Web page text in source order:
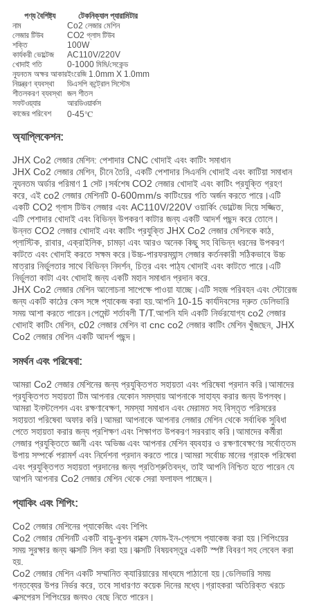
পণ্য বৈশিষ্ট্য
টেকনিক্যাল প্যারামিটার
নাম
Co2 লেজার মেশিন
লেজার টিউব
CO2 গ্লাস টিউব
শক্তি
100W
কার্যকরী ভোল্টেজ
AC110V/220V
খোদাই গতি
0-1000 মিমি/সেকেন্ড
ন্যূনতম অক্ষর আকারইংরেজি 1.0mm X 1.0mm
নিয়ন্ত্রণ ব্যবস্থা
ডিএসপি কন্ট্রোল সিস্টেম
শীতলকরণ ব্যবস্থা জল শীতল
সফটওয়্যার
আরডিওয়ার্কস
কাজের পরিবেশ
0-45℃
অ্যাপ্লিকেশন:
JHX Co2 লেজার মেশিন: পেশাদার CNC খোদাই এবং কাটিং সমাধান
JHX Co2 লেজার মেশিন, চীনে তৈরি, একটি পেশাদার সিএনসি খোদাই এবং কাটিয়া সমাধান
ন্যূনতম অর্ডার পরিমাণ 1 সেট।সর্বশেষ CO2 লেজার খোদাই এবং কাটিং প্রযুক্তি গ্রহণ
করে, এই co2 লেজার মেশিনটি 0-600mm/s কাটিংয়ের গতি অর্জন করতে পারে।এটি
একটি CO2 গ্লাস টিউব লেজার এবং AC110V/220V ওয়ার্কিং ভোল্টেজ দিয়ে সজ্জিত,
এটি পেশাদার খোদাই এবং বিভিন্ন উপকরণ কাটার জন্য একটি আদর্শ পছন্দ করে তোলে।
উন্নত CO2 লেজার খোদাই এবং কাটিং প্রযুক্তি JHX Co2 লেজার মেশিনকে কাঠ,
প্লাস্টিক, রাবার, এক্রাইলিক, চামড়া এবং আরও অনেক কিছু সহ বিভিন্ন ধরনের উপকরণ
কাটতে এবং খোদাই করতে সক্ষম করে।উচ্চ-পারফরম্যান্স লেজার কর্তনকারী সঠিকভাবে উচ্চ
মাত্রার নির্ভুলতার সাথে বিভিন্ন নিদর্শন, চিত্র এবং পাঠ্য খোদাই এবং কাটতে পারে।এটি
নির্ভুলতা কাটা এবং খোদাই জন্য একটি মহান সমাধান প্রদান করে.
JHX Co2 লেজার মেশিন আলোচনা সাপেক্ষে পাওয়া যাচ্ছে।এটি সহজ পরিবহন এবং স্টোরেজ
জন্য একটি কাঠের কেস সঙ্গে প্যাকেজ করা হয়.আপনি 10-15 কার্যদিবসের দ্রুত ডেলিভারি
সময় আশা করতে পারেন।পেমেন্ট শর্তাবলী T/T.আপনি যদি একটি নির্ভরযোগ্য co2 লেজার
খোদাই কাটিং মেশিন, c02 লেজার মেশিন বা cnc co2 লেজার কাটিং মেশিন খুঁজছেন, JHX
Co2 লেজার মেশিন একটি আদর্শ পছন্দ।
সমর্থন এবং পরিষেবা:
আমরা Co2 লেজার মেশিনের জন্য প্রযুক্তিগত সহায়তা এবং পরিষেবা প্রদান করি।আমাদের
প্রযুক্তিগত সহায়তা টিম আপনার যেকোন সমস্যায় আপনাকে সাহায্য করার জন্য উপলব্ধ।
আমরা ইনস্টলেশন এবং রক্ষণাবেক্ষণ, সমস্যা সমাধান এবং মেরামত সহ বিস্তৃত পরিসরের
সহায়তা পরিষেবা অফার করি।আমরা আপনাকে আপনার লেজার মেশিন থেকে সর্বাধিক সুবিধা
পেতে সহায়তা করার জন্য প্রশিক্ষণ এবং শিক্ষাগত উপকরণ সরবরাহ করি।আমাদের কর্মীরা
লেজার প্রযুক্তিতে জ্ঞানী এবং অভিজ্ঞ এবং আপনার মেশিন ব্যবহার ও রক্ষণাবেক্ষণের সর্বোত্তম
উপায় সম্পর্কে পরামর্শ এবং নির্দেশনা প্রদান করতে পারে।আমরা সর্বোচ্চ মানের গ্রাহক পরিষেবা
এবং প্রযুক্তিগত সহায়তা প্রদানের জন্য প্রতিশ্রুতিবদ্ধ, তাই আপনি নিশ্চিত হতে পারেন যে
আপনি আপনার Co2 লেজার মেশিন থেকে সেরা ফলাফল পাচ্ছেন।
প্যাকিং এবং শিপিং:
Co2 লেজার মেশিনের প্যাকেজিং এবং শিপিং
Co2 লেজার মেশিনটি একটি বায়ু-কুশন বাক্সে ফোম-ইন-প্লেসে প্যাকেজ করা হয়।শিপিংয়ের
সময় সুরক্ষার জন্য বাক্সটি সিল করা হয়।বাক্সটি বিষয়বস্তুর একটি স্পষ্ট বিবরণ সহ লেবেল করা
হয়.
Co2 লেজার মেশিন একটি সম্মানিত ক্যারিয়ারের মাধ্যমে পাঠানো হয়।ডেলিভারি সময়
গন্তব্যের উপর নির্ভর করে, তবে সাধারণত কয়েক দিনের মধ্যে।গ্রাহকরা অতিরিক্ত খরচে
এক্সপ্রেস শিপিংয়ের জন্যও বেছে নিতে পারেন।